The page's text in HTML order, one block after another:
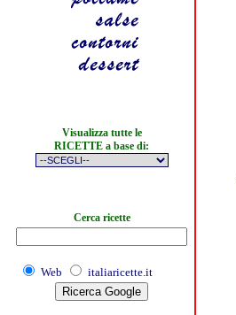
Visualizza tutte le
RICETTE a base di:
Cerca ricette
Web italiaricette.it